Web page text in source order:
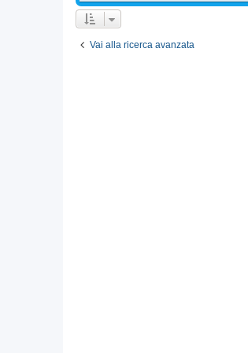
Vai alla ricerca avanzata